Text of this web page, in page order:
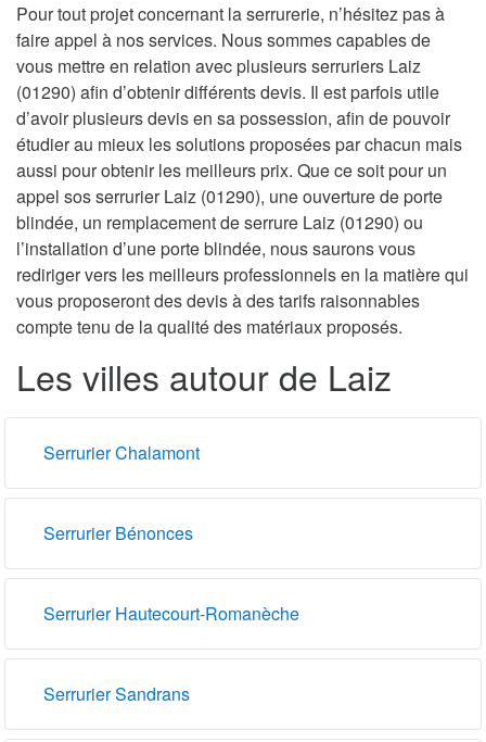
Pour tout projet concernant la serrurerie, n’hésitez pas à
faire appel à nos services. Nous sommes capables de
vous mettre en relation avec plusieurs serruriers Laiz
(01290) afin d’obtenir différents devis. Il est parfois utile
d’avoir plusieurs devis en sa possession, afin de pouvoir
étudier au mieux les solutions proposées par chacun mais
aussi pour obtenir les meilleurs prix. Que ce soit pour un
appel sos serrurier Laiz (01290), une ouverture de porte
blindée, un remplacement de serrure Laiz (01290) ou
l’installation d’une porte blindée, nous saurons vous
rediriger vers les meilleurs professionnels en la matière qui
vous proposeront des devis à des tarifs raisonnables
compte tenu de la qualité des matériaux proposés.
Les villes autour de Laiz
Serrurier Chalamont
Serrurier Bénonces
Serrurier Hautecourt-Romanèche
Serrurier Sandrans